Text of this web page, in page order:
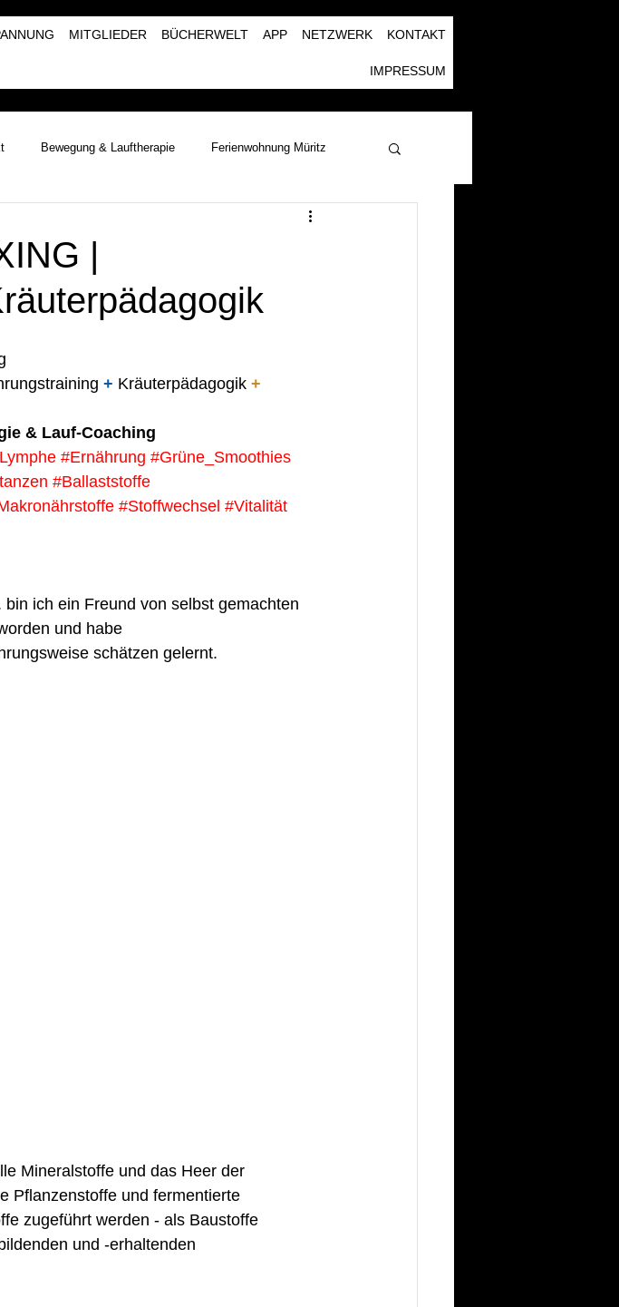
MITGLIEDER BÜCHERWELT APP NETZWERK KONTAKT
IMPRESSUM
Bewegung & Lauftherapie Ferienwohnung Müritz
|
+ Kräuterpädagogik +
& Lauf-Coaching
#Ernährung #Grüne_Smoothies
#Ballaststoffe
#Stoffwechsel #Vitalität
ich ein Freund von selbst gemachten
und habe
schätzen gelernt.
Mineralstoffe und das Heer der
Pflanzenstoffe und fermentierte
zugeführt werden - als Baustoffe
und -erhaltenden